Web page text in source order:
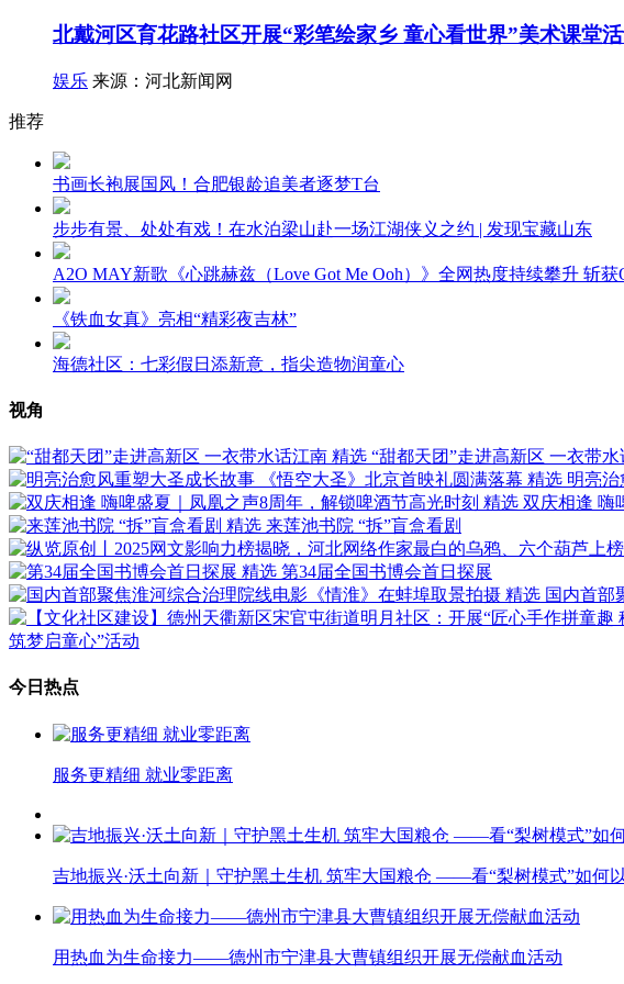
北戴河区育花路社区开展“彩笔绘家乡 童心看世界”美术课堂
娱乐 来源：河北新闻网
推荐
书画长袍展国风！合肥银龄追美者逐梦T台
步步有景、处处有戏！在水泊梁山赴一场江湖侠义之约 | 发现宝藏山东
A2O MAY新歌《心跳赫兹（Love Got Me Ooh）》全网热度持续攀升 斩
《铁血女真》亮相“精彩夜吉林”
海德社区：七彩假日添新意，指尖造物润童心
视角
精选 “甜都天团”走进高新区 一衣带
精选 明亮
精选 双庆相逢 嗨
精选 来莲池书院 “拆”盲盒看剧
精选 第34届全国书博会首日探展
精选 国内首部
筑梦启童心”活动
今日热点
服务更精细 就业零距离
吉地振兴·沃土向新｜守护黑土生机 筑牢大国粮仓 ——看“梨树模式”如何
用热血为生命接力——德州市宁津县大曹镇组织开展无偿献血活动